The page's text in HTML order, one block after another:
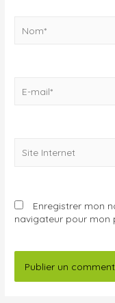
Enregistrer mon
navigateur pour mon